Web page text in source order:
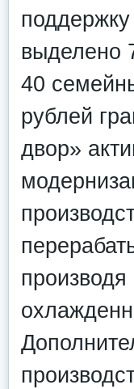
выделено
40
рублей
двор»